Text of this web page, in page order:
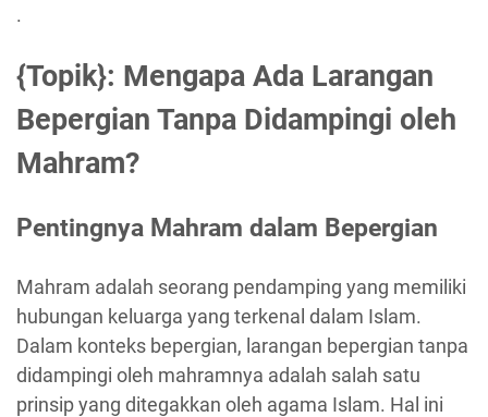
.
{Topik}: Mengapa Ada Larangan
Bepergian Tanpa Didampingi oleh
Mahram?
Pentingnya Mahram dalam Bepergian
Mahram adalah seorang pendamping yang memiliki
hubungan keluarga yang terkenal dalam Islam.
Dalam konteks bepergian, larangan bepergian tanpa
didampingi oleh mahramnya adalah salah satu
prinsip yang ditegakkan oleh agama Islam. Hal ini